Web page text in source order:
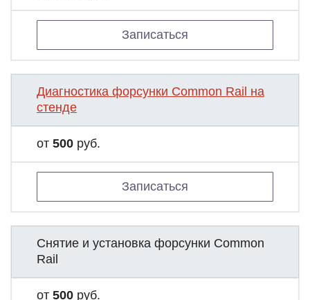
Записаться
Диагностика форсунки Common Rail на
стенде
от 500 руб.
Записаться
Снятие и установка форсунки Common
Rail
от 500 руб.